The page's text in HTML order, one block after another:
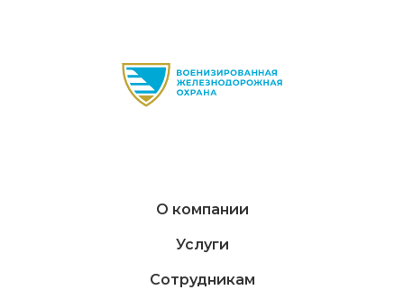
О компании
Услуги
Сотрудникам